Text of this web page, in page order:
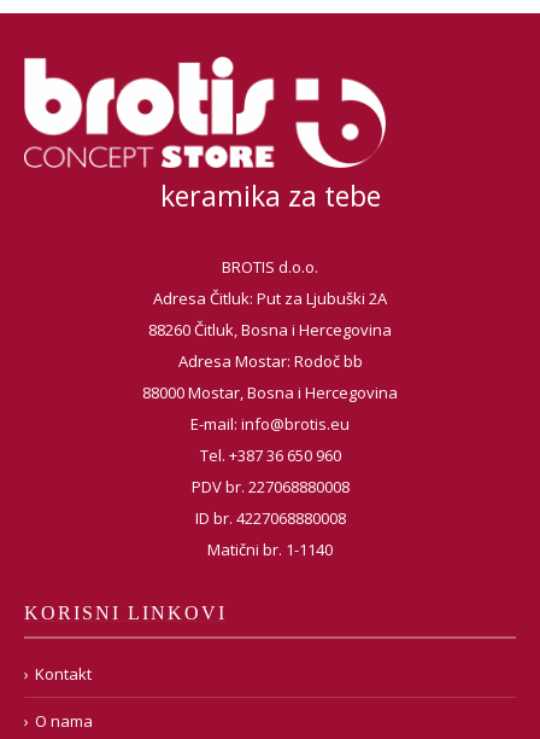
keramika za tebe
BROTIS d.o.o.
Adresa Čitluk: Put za Ljubuški 2A
88260 Čitluk, Bosna i Hercegovina
Adresa Mostar: Rodoč bb
88000 Mostar, Bosna i Hercegovina
E-mail: info@brotis.eu
Tel. +387 36 650 960
PDV br. 227068880008
ID br. 4227068880008
Matični br. 1-1140
KORISNI LINKOVI
Kontakt
O nama